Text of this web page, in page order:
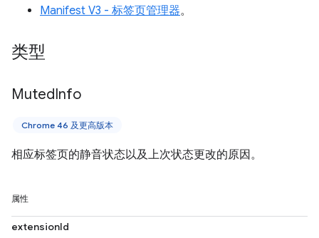
Manifest V3 - 标签页管理器。
类型
MutedInfo
Chrome 46 及更高版本
相应标签页的静音状态以及上次状态更改的原因。
属性
extensionId